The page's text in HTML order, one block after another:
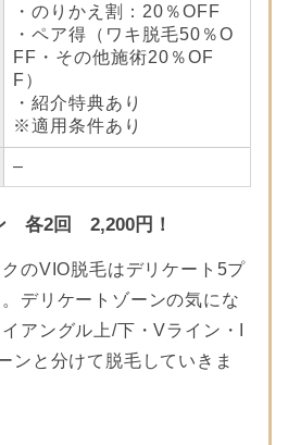
・のりかえ割：20％OFF
・ペア得（ワキ脱毛50％O
FF・その他施術20％OF
F）
・紹介特典あり
※適用条件あり
–
各2回 2,200円！
のVIO脱毛はデリケート5プ
デリケートゾーンの気にな
アングル上/下・Vライン・I
ンと分けて脱毛していきま